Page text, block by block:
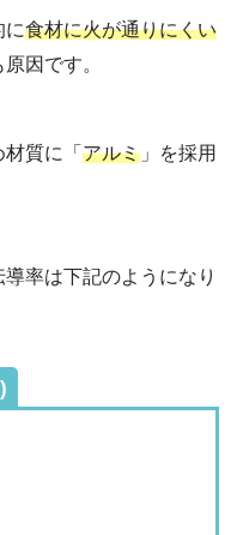
に食材に火が通りにくい
因です。
質に「 アルミ 」を採用
率は下記のようになり